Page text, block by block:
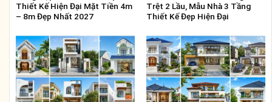
Thiết Kế Hiện Đại Mặt Tiền 4m
– 8m Đẹp Nhất 2027
Trệt 2 Lầu, Mẫu Nhà 3 Tầng
Thiết Kế Đẹp Hiện Đại